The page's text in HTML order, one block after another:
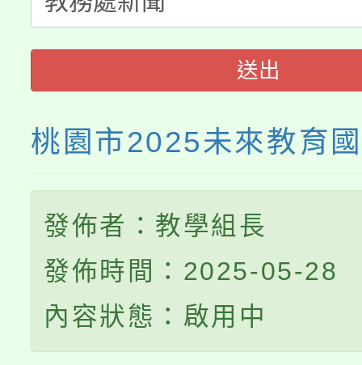
程
送出
桃園市2025未來教育
發佈者：教學組長
發佈時間：2025-05-28
內容狀態：啟用中